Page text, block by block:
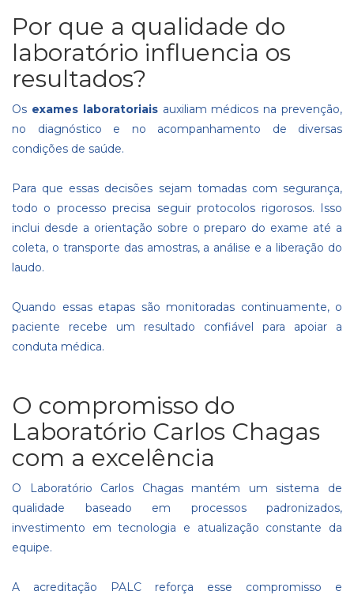
Por que a qualidade do
laboratório influencia os
resultados?
Os exames laboratoriaisauxiliam médicos na prevenção,
no diagnóstico e no acompanhamento de diversas
condições de saúde.
Para que essas decisões sejam tomadas com segurança,
todo o processo precisa seguir protocolos rigorosos. Isso
inclui desde a orientação sobre o preparo do exame até a
coleta, o transporte das amostras, a análise e a liberação do
laudo.
Quando essas etapas são monitoradas continuamente, o
paciente recebe um resultado confiável para apoiar a
conduta médica.
O compromisso do
Laboratório Carlos Chagas
com a excelência
O Laboratório Carlos Chagas mantém um sistema de
qualidade baseado em processos padronizados,
investimento em tecnologia e atualização constante da
equipe.
A acreditação PALC reforça esse compromisso e